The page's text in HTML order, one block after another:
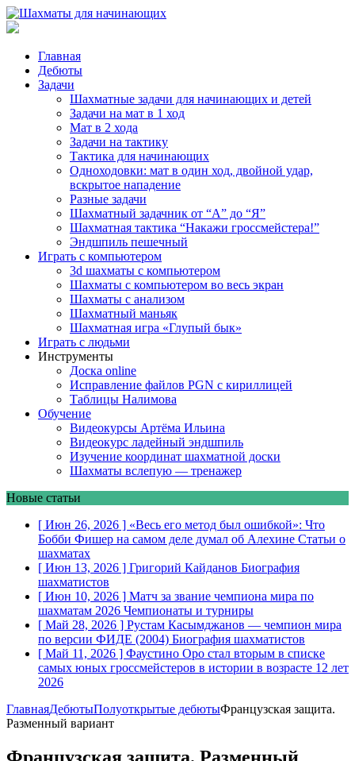
Главная
Дебюты
Задачи
Шахматные задачи для начинающих и детей
Задачи на мат в 1 ход
Мат в 2 хода
Задачи на тактику
Тактика для начинающих
Одноходовки: мат в один ход, двойной удар,
вскрытое нападение
Разные задачи
Шахматный задачник от “А” до “Я”
Шахматная тактика “Накажи гроссмейстера!”
Эндшпиль пешечный
Играть с компьютером
3d шахматы с компьютером
Шахматы с компьютером во весь экран
Шахматы с анализом
Шахматный маньяк
Шахматная игра «Глупый бык»
Играть с людьми
Инструменты
Доска online
Исправление файлов PGN с кириллицей
Таблицы Налимова
Обучение
Видеокурсы Артёма Ильина
Видеокурс ладейный эндшпиль
Изучение координат шахматной доски
Шахматы вслепую — тренажер
Новые статьи
[ Июн 26, 2026 ] «Весь его метод был ошибкой»: Что
Бобби Фишер на самом деле думал об Алехине Статьи о
шахматах
[ Июн 13, 2026 ] Григорий Кайданов Биография
шахматистов
[ Июн 10, 2026 ] Матч за звание чемпиона мира по
шахматам 2026 Чемпионаты и турниры
[ Май 28, 2026 ] Рустам Касымджанов — чемпион мира
по версии ФИДЕ (2004) Биография шахматистов
[ Май 11, 2026 ] Фаустино Оро стал вторым в списке
самых юных гроссмейстеров в истории в возрасте 12 лет
2026
ГлавнаяДебютыПолуоткрытые дебютыФранцузская защита.
Разменный вариант